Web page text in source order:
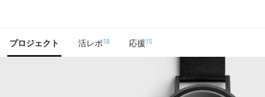
プロジェクト 活レポ18 応援15